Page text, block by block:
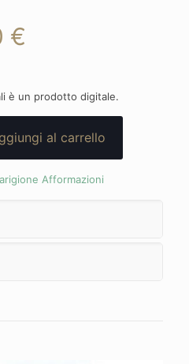
€.
€
è:
19,90 €.
è un prodotto digitale.
al carrello
Afformazioni